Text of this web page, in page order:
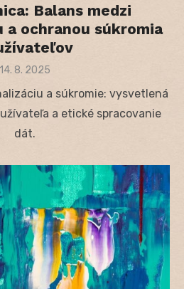
Balans medzi
a ochranou súkromia
Posted
14. 8. 2025
a súkromie: vysvetlená
a etické spracovanie
dát.